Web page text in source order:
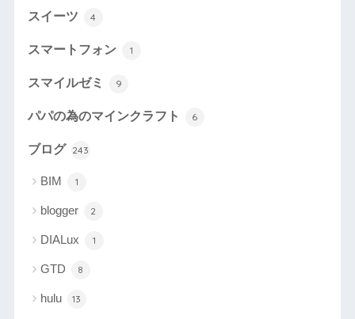
スイーツ 4
スマートフォン 1
スマイルゼミ 9
パパの為のマインクラフト 6
ブログ 243
BIM 1
blogger 2
DIALux 1
GTD 8
hulu 13